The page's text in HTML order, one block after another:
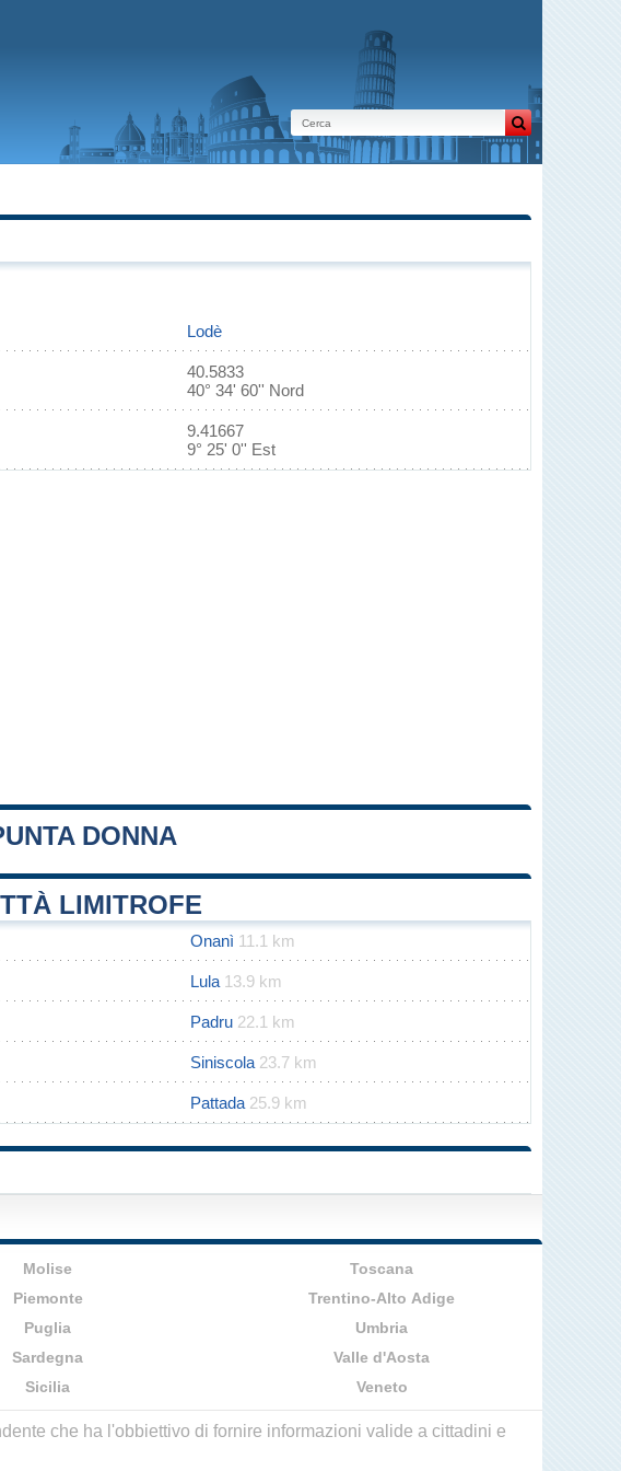
Lodè
40.5833
40° 34' 60'' Nord
9.41667
9° 25' 0'' Est
DONNA
LIMITROFE
Onanì 11.1 km
Lula 13.9 km
Padru 22.1 km
Siniscola 23.7 km
Pattada 25.9 km
Molise
Piemonte
Puglia
Sardegna
Sicilia
Toscana
Trentino-Alto Adige
Umbria
Valle d'Aosta
Veneto
che ha l'obbiettivo di fornire informazioni valide a cittadini e